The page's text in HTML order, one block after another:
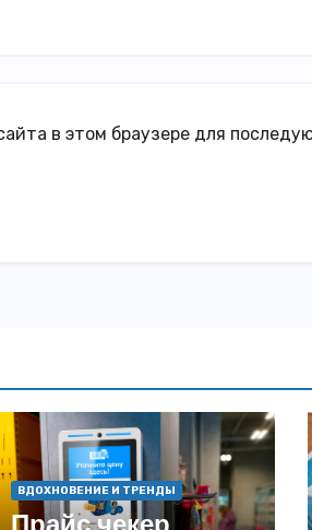
в этом браузере для
ВДОХНОВЕНИЕ И ТРЕНДЫ